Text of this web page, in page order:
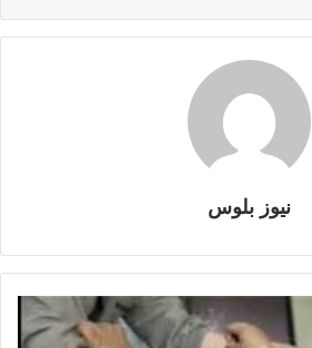
نيوز بلوس